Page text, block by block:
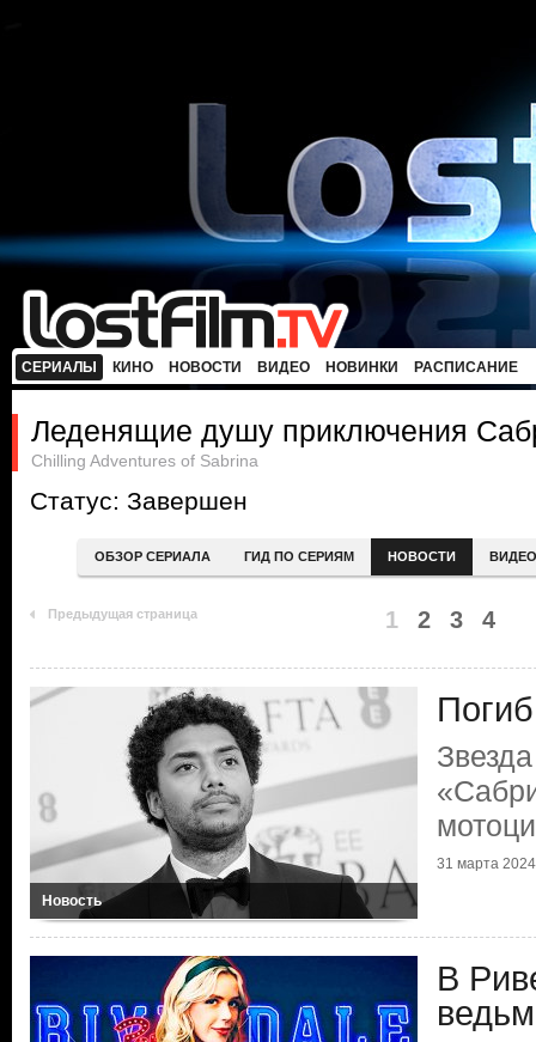
СЕРИАЛЫ КИНО НОВОСТИ ВИДЕО НОВИНКИ РАСПИСАНИЕ
Леденящие душу приключения
Chilling Adventures of Sabrina
Статус: Завершен
ОБЗОР СЕРИАЛА ГИД ПО СЕРИЯМ НОВОСТИ ВИДЕО
Предыдущая страница 1 2 3 4
Новость
31 марта 2024
В